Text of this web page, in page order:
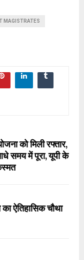
MAGISTRATES
को मिली रफ्तार,
समय में पूरा, यूपी के
ऐतिहासिक चौथा